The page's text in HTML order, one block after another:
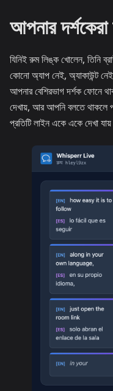
আপনার দর্শকেরা
যিনিই রুম লিঙ্ক খোলেন, তিনি
কোনো অ্যাপ নেই, অ্যাকাউন্ট
আপনার বেশিরভাগ দর্শক ফোনে
দেখায়, আর আপনি বলতে থাকলে
প্রতিটি লাইন একে একে দেখা